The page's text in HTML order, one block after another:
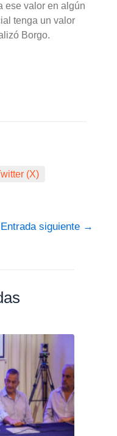
ese valor en algún
tenga un valor
Borgo.
(X)
Entrada siguiente →